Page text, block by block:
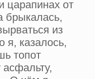
царапинах от
брыкалась,
из
я, казалось,
топот